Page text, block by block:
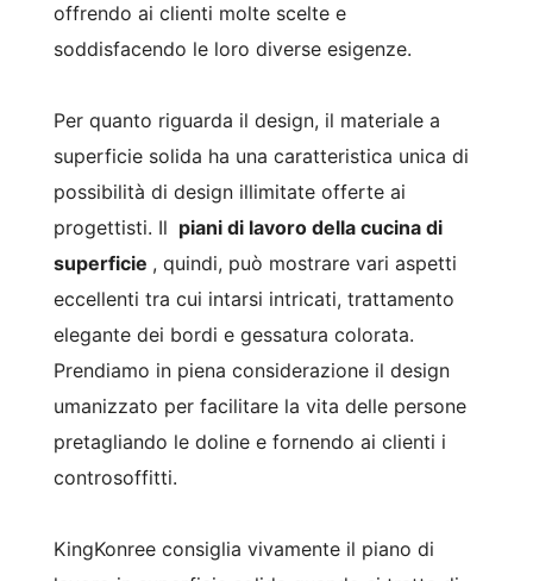
offrendo ai clienti molte scelte e
soddisfacendo le loro diverse esigenze.
Per quanto riguarda il design, il materiale a
superficie solida ha una caratteristica unica di
possibilità di design illimitate offerte ai
progettisti. Il piani di lavoro della cucina di
superficie , quindi, può mostrare vari aspetti
eccellenti tra cui intarsi intricati, trattamento
elegante dei bordi e gessatura colorata.
Prendiamo in piena considerazione il design
umanizzato per facilitare la vita delle persone
pretagliando le doline e fornendo ai clienti i
controsoffitti.
KingKonree consiglia vivamente il piano di